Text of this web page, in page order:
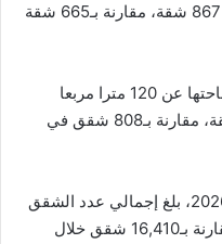
مربعا بنسبة 30% خلال حزيران، لتبلغ 867 شقة، مقارنة بـ665 شقة
وسجلت مبيعات الشقق التي تقل مساحتها عن 120 مترا مربعا
ارتفاعا بنسبة 8%، لتصل إلى 875 شقة، مقارنة بـ808 شقق في
وعلى مستوى النصف الأول من عام 2026، بلغ إجمالي عدد الشقق
المبيعة في المملكة 15,533 شقة، مقارنة بـ16,410 شقق خلال